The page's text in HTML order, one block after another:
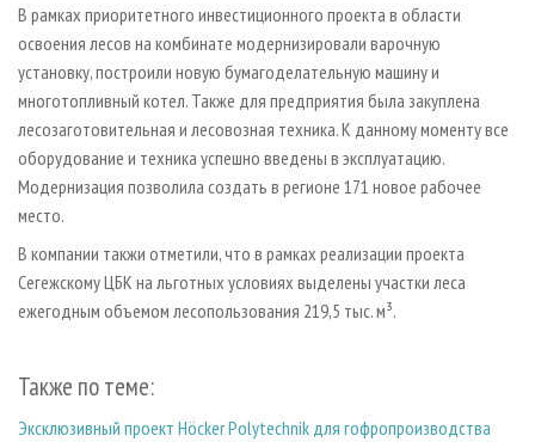
БИОЭНЕРГЕТИКА
ЦБП
ИНСТРУМЕНТ И МАТЕРИАЛЫ
RUSSIAN FORESTRY REVIEW
ГАЗЕТА ЛЕСПРОМФОРУМ
БИБЛИОТЕКА СПЕЦИАЛИСТА
В рамках приоритетного инвестиционного проекта в области
освоения лесов на комбинате модернизировали варочную
установку, построили новую бумагоделательную машину и
многотопливный котел. Также для предприятия была закуплена
лесозаготовительная и лесовозная техника. К данному моменту все
оборудование и техника успешно введены в эксплуатацию.
Модернизация позволила создать в регионе 171 новое рабочее
место.
В компании такжи отметили, что в рамках реализации проекта
Сегежскому ЦБК на льготных условиях выделены участки леса
ежегодным объемом лесопользования 219,5 тыс. м³.
Также по теме:
Эксклюзивный проект Höcker Polytechnik для гофропроизводства